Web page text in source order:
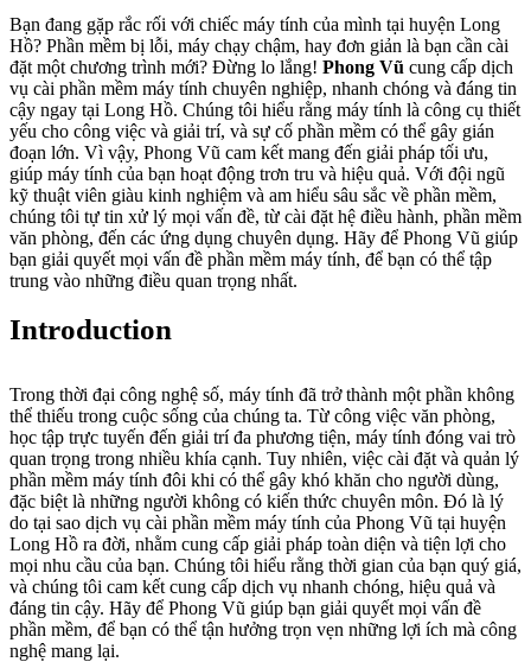
Bạn đang gặp rắc rối với chiếc máy tính của mình tại huyện Long
Hồ? Phần mềm bị lỗi, máy chạy chậm, hay đơn giản là bạn cần cài
đặt một chương trình mới? Đừng lo lắng! Phong Vũ cung cấp dịch
vụ cài phần mềm máy tính chuyên nghiệp, nhanh chóng và đáng tin
cậy ngay tại Long Hồ. Chúng tôi hiểu rằng máy tính là công cụ thiết
yếu cho công việc và giải trí, và sự cố phần mềm có thể gây gián
đoạn lớn. Vì vậy, Phong Vũ cam kết mang đến giải pháp tối ưu,
giúp máy tính của bạn hoạt động trơn tru và hiệu quả. Với đội ngũ
kỹ thuật viên giàu kinh nghiệm và am hiểu sâu sắc về phần mềm,
chúng tôi tự tin xử lý mọi vấn đề, từ cài đặt hệ điều hành, phần mềm
văn phòng, đến các ứng dụng chuyên dụng. Hãy để Phong Vũ giúp
bạn giải quyết mọi vấn đề phần mềm máy tính, để bạn có thể tập
trung vào những điều quan trọng nhất.
Introduction
Trong thời đại công nghệ số, máy tính đã trở thành một phần không
thể thiếu trong cuộc sống của chúng ta. Từ công việc văn phòng,
học tập trực tuyến đến giải trí đa phương tiện, máy tính đóng vai trò
quan trọng trong nhiều khía cạnh. Tuy nhiên, việc cài đặt và quản lý
phần mềm máy tính đôi khi có thể gây khó khăn cho người dùng,
đặc biệt là những người không có kiến thức chuyên môn. Đó là lý
do tại sao dịch vụ cài phần mềm máy tính của Phong Vũ tại huyện
Long Hồ ra đời, nhằm cung cấp giải pháp toàn diện và tiện lợi cho
mọi nhu cầu của bạn. Chúng tôi hiểu rằng thời gian của bạn quý giá,
và chúng tôi cam kết cung cấp dịch vụ nhanh chóng, hiệu quả và
đáng tin cậy. Hãy để Phong Vũ giúp bạn giải quyết mọi vấn đề
phần mềm, để bạn có thể tận hưởng trọn vẹn những lợi ích mà công
nghệ mang lại.